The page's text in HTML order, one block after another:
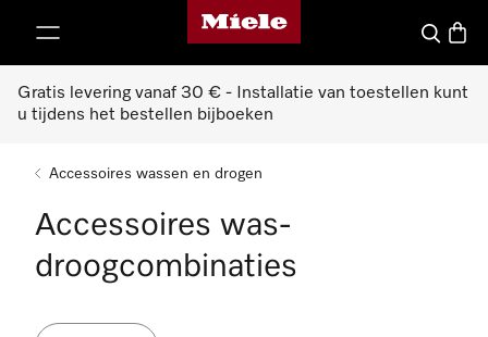
Miele homepage
Wat zoek
Gratis levering vanaf 30 € - Installatie van toestellen kunt
u tijdens het bestellen bijboeken
Accessoires wassen en drogen
Accessoires was-
droogcombinaties